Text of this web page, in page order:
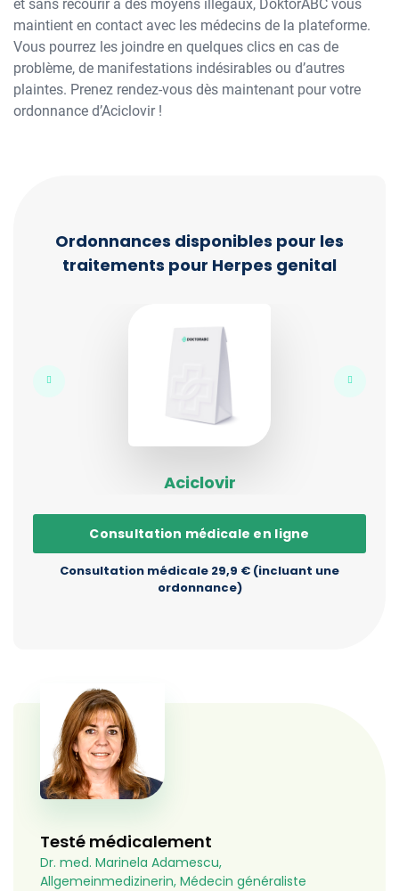
et sans recourir à des moyens illégaux, DoktorABC vous
maintient en contact avec les médecins de la plateforme.
Vous pourrez les joindre en quelques clics en cas de
problème, de manifestations indésirables ou d’autres
plaintes. Prenez rendez-vous dès maintenant pour votre
ordonnance d’Aciclovir !
Ordonnances disponibles pour les
traitements pour Herpes genital
Aciclovir
Consultation médicale en ligne
Consultation médicale 29,9 € (incluant une
ordonnance)
Testé médicalement
Dr. med. Marinela Adamescu,
Allgemeinmedizinerin, Médecin généraliste